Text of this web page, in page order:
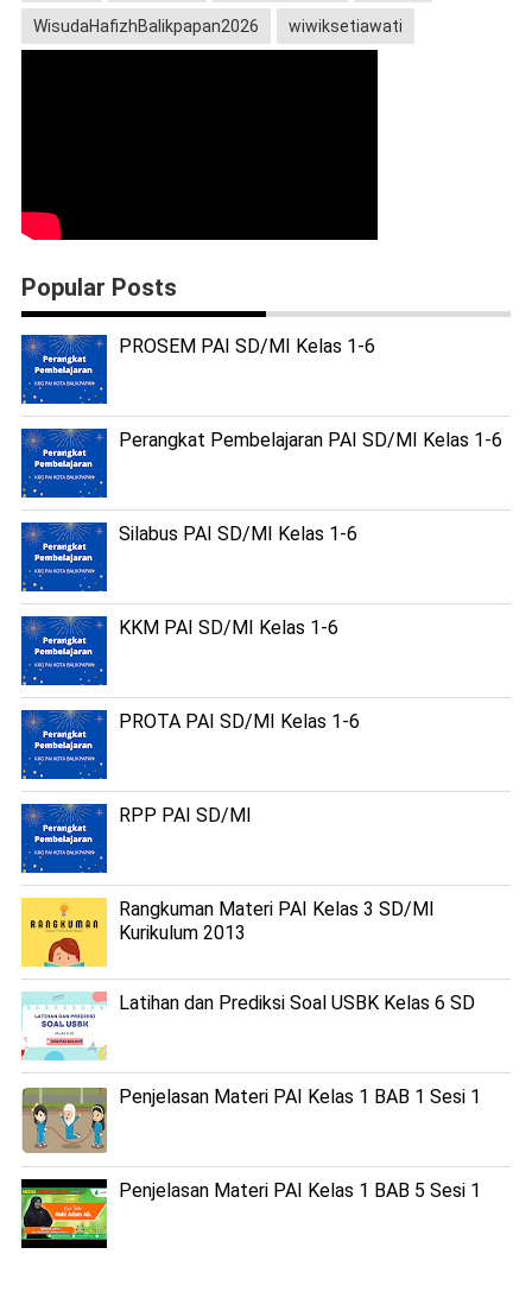
WisudaHafizhBalikpapan2026 wiwiksetiawati
Popular Posts
PROSEM PAI SD/MI Kelas 1-6
Perangkat Pembelajaran PAI SD/MI Kelas 1-6
Silabus PAI SD/MI Kelas 1-6
KKM PAI SD/MI Kelas 1-6
PROTA PAI SD/MI Kelas 1-6
RPP PAI SD/MI
Rangkuman Materi PAI Kelas 3 SD/MI
Kurikulum 2013
Latihan dan Prediksi Soal USBK Kelas 6 SD
Penjelasan Materi PAI Kelas 1 BAB 1 Sesi 1
Penjelasan Materi PAI Kelas 1 BAB 5 Sesi 1